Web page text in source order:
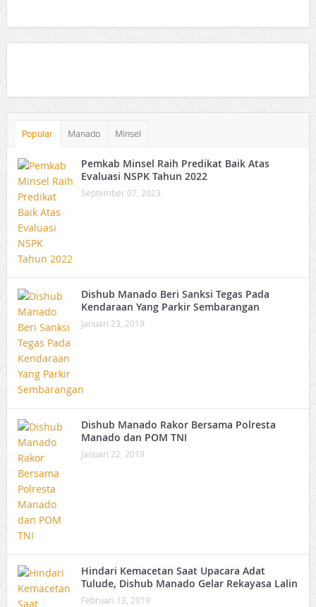
Popular Manado Minsel
Pemkab Minsel Raih Predikat Baik Atas
Evaluasi NSPK Tahun 2022
September 07, 2023
Dishub Manado Beri Sanksi Tegas Pada
Kendaraan Yang Parkir Sembarangan
Januari 23, 2019
Dishub Manado Rakor Bersama Polresta
Manado dan POM TNI
Januari 22, 2019
Hindari Kemacetan Saat Upacara Adat
Tulude, Dishub Manado Gelar Rekayasa Lalin
Februari 13, 2019